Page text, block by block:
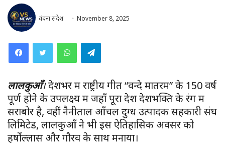
वंदना संदेश November 8, 2025
WhatsAppTelegram
लालकुआँ।देशभर में राष्ट्रीय गीत “वन्दे मातरम” के 150 वर्ष
पूर्ण होने के उपलक्ष्य में जहाँ पूरा देश देशभक्ति के रंग में
सराबोर है, वहीं नैनीताल आँचल दुग्ध उत्पादक सहकारी संघ
लिमिटेड, लालकुआँ ने भी इस ऐतिहासिक अवसर को
हर्षोल्लास और गौरव के साथ मनाया।